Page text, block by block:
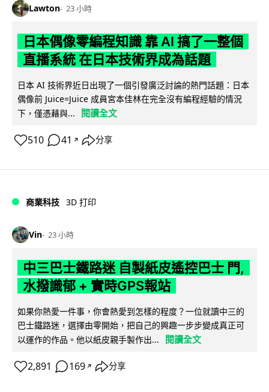
Lawton 23 小時
日本偶像零編程知識 靠 AI 搞了一整個
直播系統 在日本技術界成為話題
日本 AI 技術界近日出現了一個引發廣泛討論的熱門話題：日本
偶像前 Juice=Juice 成員宮本佳林在完全沒有編程經驗的情況
下，僅憑藉與...
閱讀全文
510 41 ↗ 分享
商業科技 3D 打印
Vin 23 小時
中三巴士鐵路迷 自製紙皮遙控巴士 門,
水撥識郁 + 實時GPS報站
如果你熱愛一件事，你會熱愛到怎樣的程度？一位就讀中三的
巴士鐵路迷，選擇由零開始，把自己的興趣一步步變成真正可
以運作的作品。他以紙皮親手製作出...
閱讀全文
2,891 169 ↗ 分享